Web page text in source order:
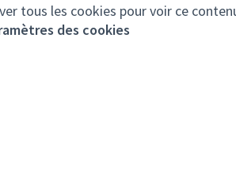
tous les cookies pour voir ce
des cookies